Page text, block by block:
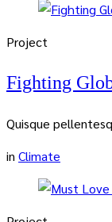
Project
Fighting
Quisque
in Climate